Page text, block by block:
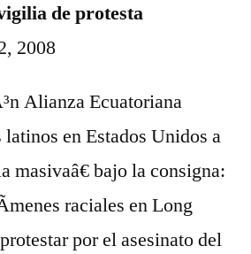
de protesta
2008
Alianza Ecuatoriana
en Estados Unidos a
bajo la consigna:
raciales en Long
por el asesinato del